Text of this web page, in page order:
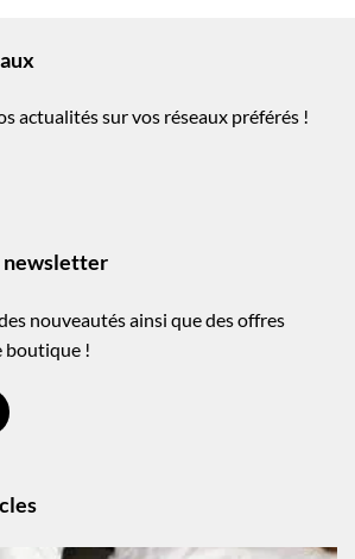
actualités sur vos réseaux préférés !
newsletter
nouveautés ainsi que des offres
boutique !